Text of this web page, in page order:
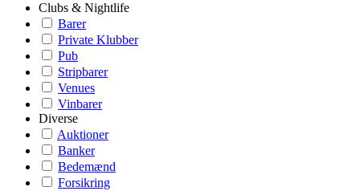
Clubs & Nightlife
Barer
Private Klubber
Pub
Stripbarer
Venues
Vinbarer
Diverse
Auktioner
Banker
Bedemænd
Forsikring